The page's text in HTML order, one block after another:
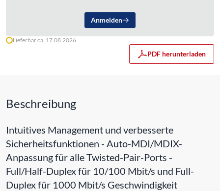
Anmelden
Lieferbar ca. 17.08.2026
PDF herunterladen
Beschreibung
Intuitives Management und verbesserte
Sicherheitsfunktionen - Auto-MDI/MDIX-
Anpassung für alle Twisted-Pair-Ports -
Full/Half-Duplex für 10/100 Mbit/s und Full-
Duplex für 1000 Mbit/s Geschwindigkeit